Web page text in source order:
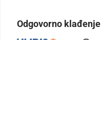
Odgovorno klađenje